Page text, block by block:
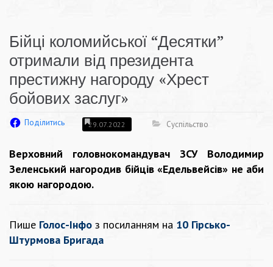
Бійці коломийської “Десятки”
отримали від президента
престижну нагороду «Хрест
бойових заслуг»
Поділитись 29.07.2022 Суспільство
Верховний головнокомандувач ЗСУ Володимир
Зеленський нагородив бійців «Едельвейсів» не аби
якою нагородою.
Пише Голос-Інфо з посиланням на 10 Гірсько-
Штурмова Бригада